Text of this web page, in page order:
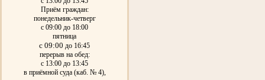
Приём граждан:
понедельник-четверг
с 09:00 до 18:00
пятница
с 09:00 до 16:45
перерыв на обед:
с 13:00 до 13:45
в приёмной суда (каб. № 4),